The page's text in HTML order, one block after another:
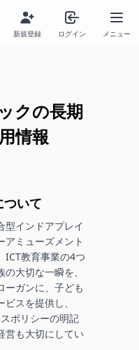
新規登録 ログイン メニュー
クの長期
情報
ついて
型インドアプレイ
アミューズメント
ICT教育事業の4つ
大切な一瞬を、
ーガンに、子ども
スを提供し、
ポリシーの明記
営も大切にしてい